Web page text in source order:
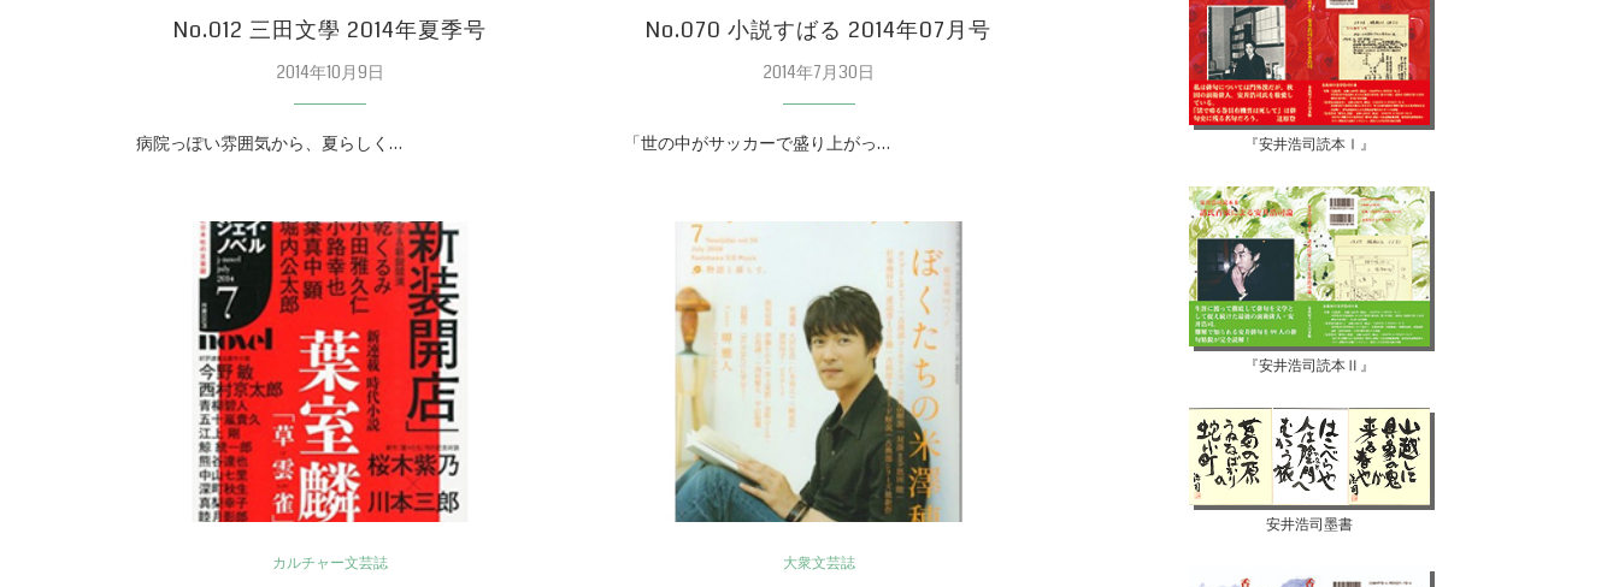
No.012 三田文學 2014年夏季号
2014年10月9日
病院っぽい雰囲気から、夏らしく…
No.070 小説すばる 2014年07月号
2014年7月30日
「世の中がサッカーで盛り上がっ…
カルチャー文芸誌 大衆文芸誌
『安井浩司読本Ⅰ』
『安井浩司読本Ⅱ』
安井浩司墨書